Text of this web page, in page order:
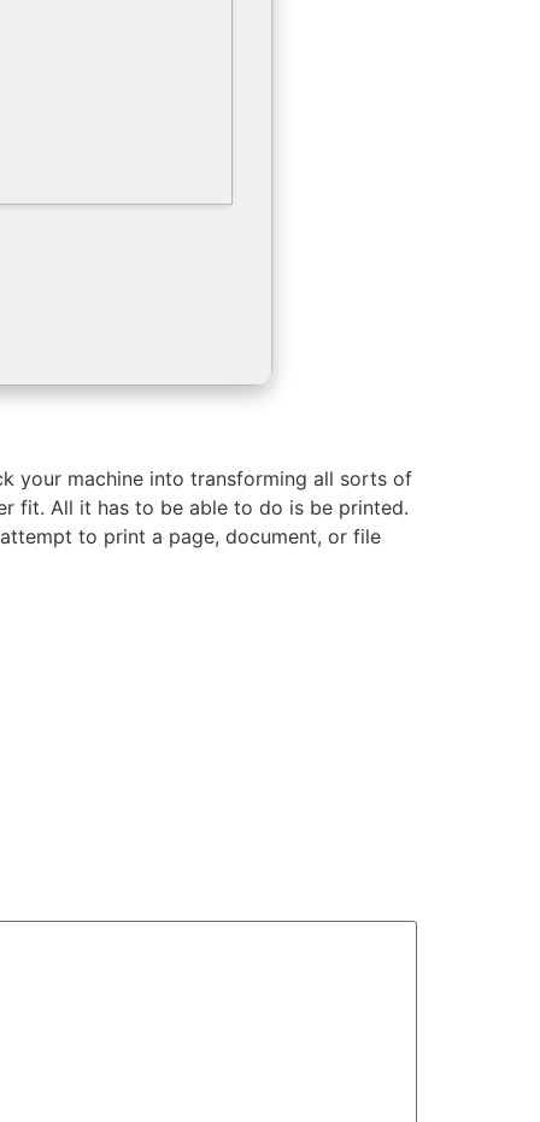
your machine into transforming all sorts of
fit. All it has to be able to do is be printed.
to print a page, document, or file